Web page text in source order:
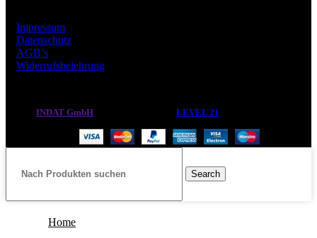
Impressum
Datenschutz
AGB’s
Widerrufsbelehrung
INDAT GmbH LEVEL 21
Search
Home